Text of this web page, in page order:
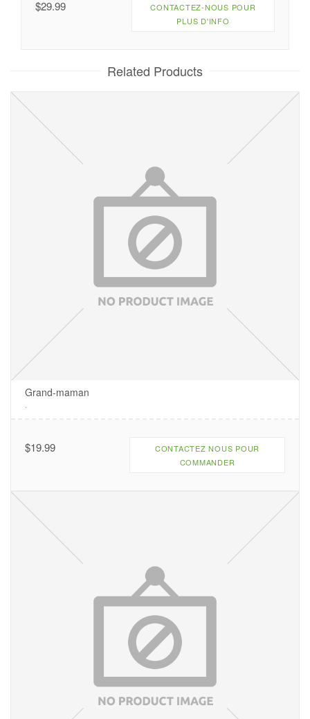
$29.99
CONTACTEZ-NOUS POUR
PLUS D'INFO
Related Products
Grand-maman
$19.99
CONTACTEZ NOUS POUR
COMMANDER